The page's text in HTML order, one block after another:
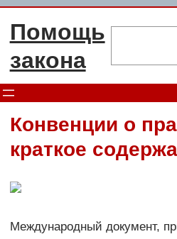
Перейти
Помощь
закона
Конвенции о
краткое
Международный документ,